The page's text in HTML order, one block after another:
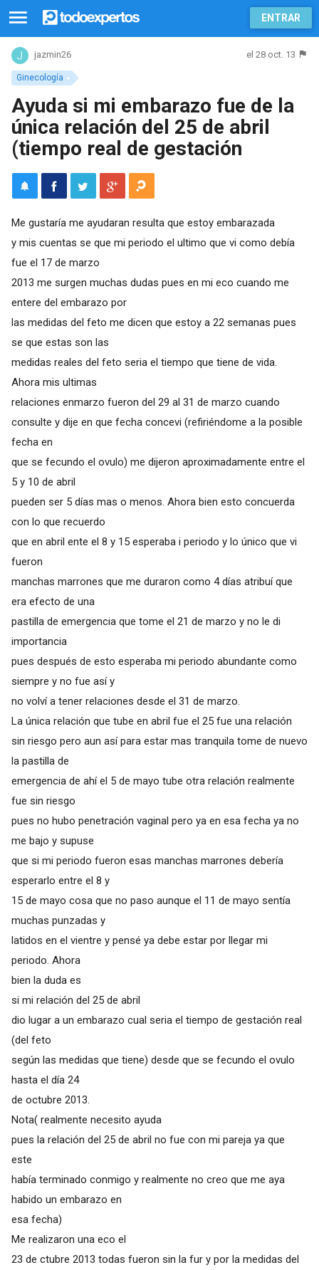
ENTRAR
Ginecología
jazmin26 el 28 oct. 13
Ayuda si mi embarazo fue de la
única relación del 25 de abril
(tiempo real de gestación
Me gustaría me ayudaran resulta que estoy embarazada
y mis cuentas se que mi periodo el ultimo que vi como debía
fue el 17 de marzo
2013 me surgen muchas dudas pues en mi eco cuando me
entere del embarazo por
las medidas del feto me dicen que estoy a 22 semanas pues
se que estas son las
medidas reales del feto seria el tiempo que tiene de vida.
Ahora mis ultimas
relaciones enmarzo fueron del 29 al 31 de marzo cuando
consulte y dije en que fecha concevi (refiriéndome a la posible
fecha en
que se fecundo el ovulo) me dijeron aproximadamente entre el
5 y 10 de abril
pueden ser 5 días mas o menos. Ahora bien esto concuerda
con lo que recuerdo
que en abril ente el 8 y 15 esperaba i periodo y lo único que vi
fueron
manchas marrones que me duraron como 4 días atribuí que
era efecto de una
pastilla de emergencia que tome el 21 de marzo y no le di
importancia
pues después de esto esperaba mi periodo abundante como
siempre y no fue así y
no volví a tener relaciones desde el 31 de marzo.
La única relación que tube en abril fue el 25 fue una relación
sin riesgo pero aun así para estar mas tranquila tome de nuevo
la pastilla de
emergencia de ahí el 5 de mayo tube otra relación realmente
fue sin riesgo
pues no hubo penetración vaginal pero ya en esa fecha ya no
me bajo y supuse
que si mi periodo fueron esas manchas marrones debería
esperarlo entre el 8 y
15 de mayo cosa que no paso aunque el 11 de mayo sentía
muchas punzadas y
latidos en el vientre y pensé ya debe estar por llegar mi
periodo. Ahora
bien la duda es
si mi relación del 25 de abril
dio lugar a un embarazo cual seria el tiempo de gestación real
(del feto
según las medidas que tiene) desde que se fecundo el ovulo
hasta el día 24
de octubre 2013.
Nota( realmente necesito ayuda
pues la relación del 25 de abril no fue con mi pareja ya que
este
había terminado conmigo y realmente no creo que me aya
habido un embarazo en
esa fecha)
Me realizaron una eco el
23 de ctubre 2013 todas fueron sin la fur y por la medidas del